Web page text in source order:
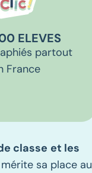
ELEVES
partout
France
classe et les
sa place au